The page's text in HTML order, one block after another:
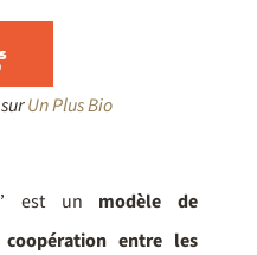
Un Plus Bio
est un modèle de
entre les